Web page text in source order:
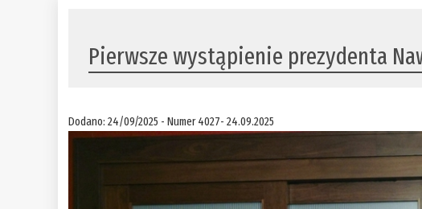
Pierwsze wystąpienie prezydenta
Dodano: 24/09/2025 - Numer 4027- 24.09.2025